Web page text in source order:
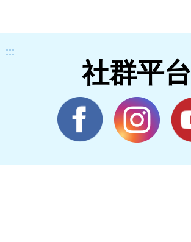
:::
社群平台